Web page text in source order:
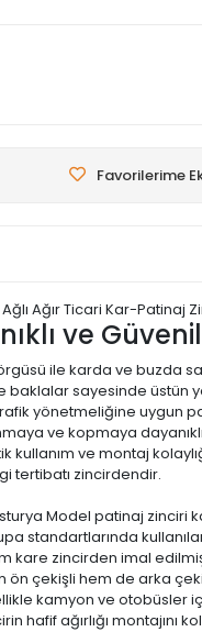
Favorilerime
Ağır Ticari Kar-Patinaj
ve
ile karda ve buzda
baklalar sayesinde üstün
yönetmeliğine uygun
ve kopmaya
kullanım ve montaj
tertibatı zincirdendir.
Model patinaj zinciri
standartlarında
kare zincirden imal
ön çekişli hem de arka
kamyon ve otobüsler
hafif ağırlığı montajını